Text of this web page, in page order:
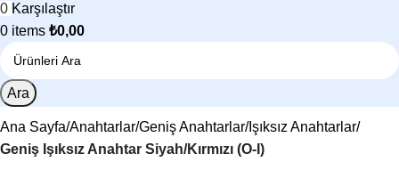
0 Karşılaştır
0 items ₺0,00
Ara
Ana Sayfa Anahtarlar Geniş Anahtarlar Işıksız Anahtarlar
Geniş Işıksız Anahtar Siyah/Kırmızı (O-I)